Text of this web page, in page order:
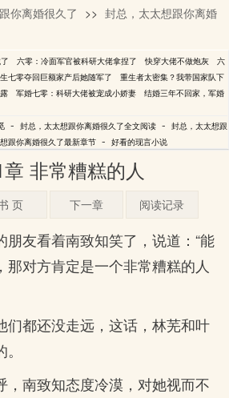
你离婚很久了 >> 封总，太太想跟你离婚
六零：冷面军官被科研大佬拿捏了 快穿大佬不做炮灰
六
七零夺回巨额家产后她随军了
重生者太密集？我带国家队下
军婚七零：科研大佬被宠成小娇妻
结婚三年不回家，军婚
- 封总，太太想跟你离婚很久了全文阅读 - 封总，太太想跟
跟你离婚很久了最新章节 - 好看的现言小说
非常糟糕的人
页 下一章 阅读记录
朋友看着南致知笑了，说道：“能
那对方肯定是一个非常糟糕的人
们都还没走远，这话，林芜和叶
，南致知态度冷漠，对她视而不